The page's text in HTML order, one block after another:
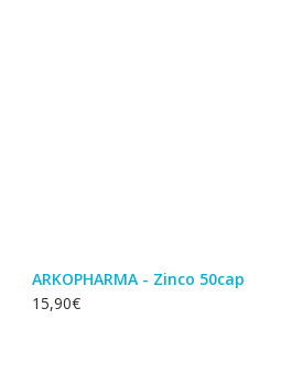
ARKOPHARMA - Zinco 50cap
15,90€